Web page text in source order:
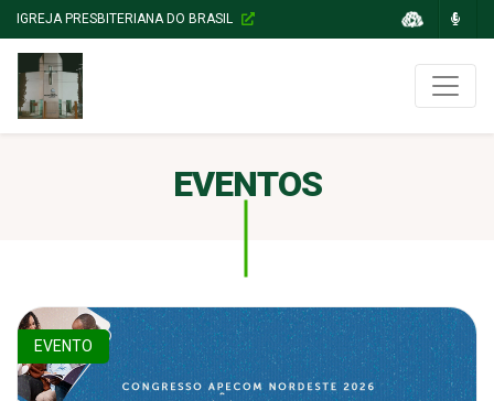
IGREJA PRESBITERIANA DO BRASIL
EVENTOS
EVENTO